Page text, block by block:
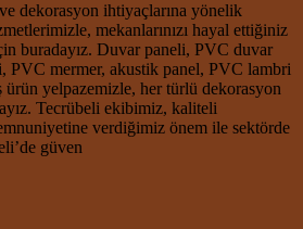
dekorasyon ihtiyaçlarına yönelik
mekanlarınızı hayal ettiğiniz
buradayız. Duvar paneli, PVC duvar
PVC mermer, akustik panel, PVC lambri
yelpazemizle, her türlü dekorasyon
Tecrübeli ekibimiz, kaliteli
verdiğimiz önem ile sektörde
güven